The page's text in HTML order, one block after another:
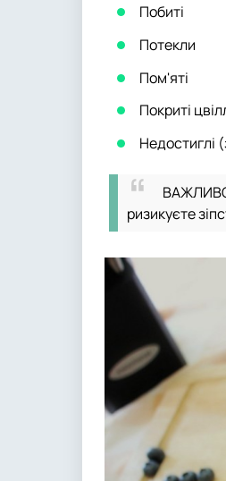
Побиті
Потекли
Пом'яті
Покриті
Недостиглі
ВАЖЛИВО:
ризикуєте